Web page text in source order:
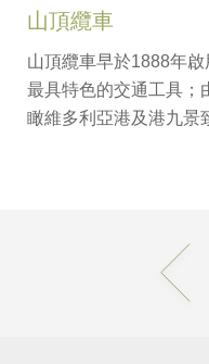
山頂纜車
山頂纜車早於1888年
最具特色的交通工具；
瞰維多利亞港及港九景